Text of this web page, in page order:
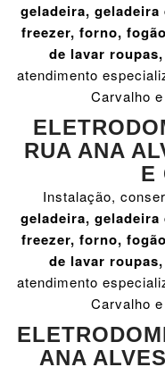
geladeira,
freezer, forno,
de lavar
atendimento
Carvalho
RUA ANA
E
Instalação,
geladeira,
freezer, forno,
de lavar
atendimento
Carvalho
ANA